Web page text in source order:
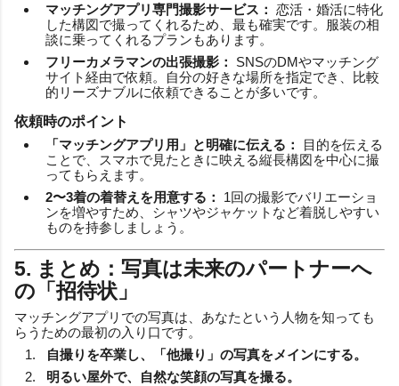
マッチングアプリ専門撮影サービス： 恋活・婚活に特化
した構図で撮ってくれるため、最も確実です。服装の相
談に乗ってくれるプランもあります。
フリーカメラマンの出張撮影：
SNSのDMやマッチング
サイト経由で依頼。自分の好きな場所を指定でき、比較
的リーズナブルに依頼できることが多いです。
依頼時のポイント
「マッチングアプリ用」と明確に伝える：
目的を伝える
ことで、スマホで見たときに映える縦長構図を中心に撮
ってもらえます。
2〜3着の着替えを用意する：
1回の撮影でバリエーショ
ンを増やすため、シャツやジャケットなど着脱しやすい
ものを持参しましょう。
5. まとめ：写真は未来のパートナーへ
の「招待状」
マッチングアプリでの写真は、あなたという人物を知っても
らうための最初の入り口です。
自撮りを卒業し、「他撮り」の写真をメインにする。
明るい屋外で、自然な笑顔の写真を撮る。